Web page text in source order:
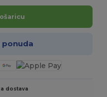
ponuda
dostava